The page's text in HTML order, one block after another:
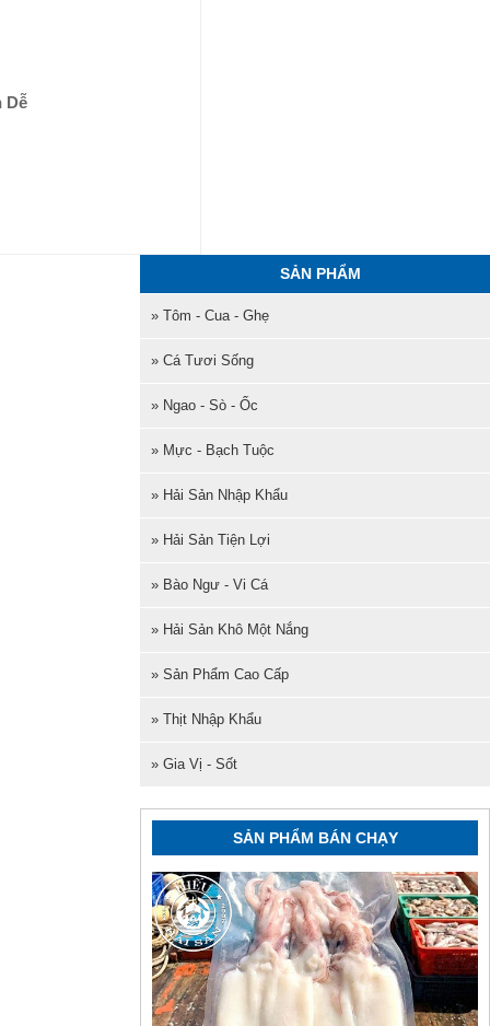
Dễ
SẢN PHẨM
» Tôm - Cua - Ghẹ
» Cá Tươi Sống
» Ngao - Sò - Ốc
» Mực - Bạch Tuộc
» Hải Sản Nhập Khẩu
» Hải Sản Tiện Lợi
» Bào Ngư - Vi Cá
» Hải Sản Khô Một Nắng
» Sản Phẩm Cao Cấp
» Thịt Nhập Khẩu
» Gia Vị - Sốt
SẢN PHẨM BÁN CHẠY